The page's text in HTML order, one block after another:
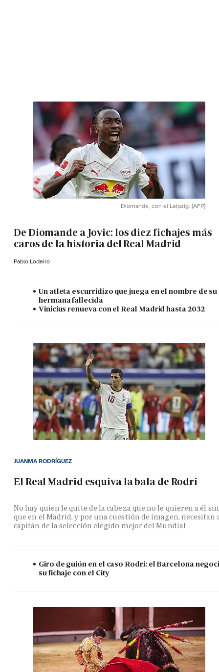
Diomande, con el Leipzig. (AFP)
De Diomande a Jovic: los diez fichajes más
caros de la historia del Real Madrid
Pablo Lodeiro
Un atleta escurridizo que juega en el nombre de su
hermana fallecida
Vinicius renueva con el Real Madrid hasta 2032
El Real Madrid esquiva la bala de Rodri
No hay quien le quite de la cabeza que no le quieren a él
que en el Madrid, y por una cuestión de imagen, necesitan
capitán de la selección elegido mejor del Mundial
JUANMA RODRÍGUEZ
Giro de guión en el caso Rodri: el Barcelona
su fichaje con el City